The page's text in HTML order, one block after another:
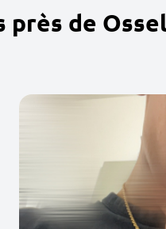
près de